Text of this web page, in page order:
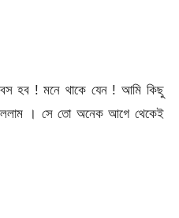
হব ! মনে থাকে যেন ! আমি কিছু
। সে তো অনেক আগে থেকেই